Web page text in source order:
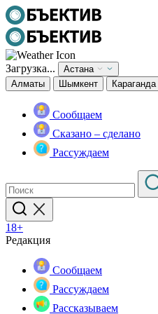
Загрузка...
Астана
Алматы
Шымкент Караганда
Сообщаем
Сказано – сделано
Рассуждаем
18+
Редакция
Сообщаем
Рассуждаем
Рассказываем